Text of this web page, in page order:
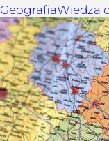
GeografiaWiedza